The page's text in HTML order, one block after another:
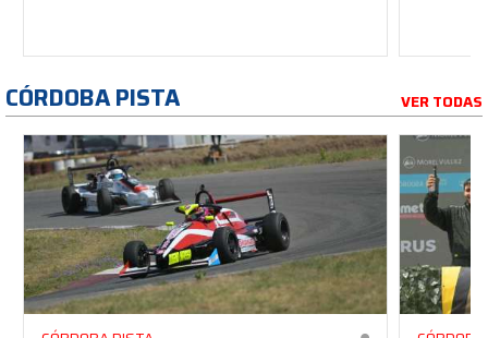
CÓRDOBA PISTA VER TODAS